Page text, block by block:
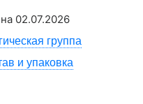
02.07.2026
группа
и упаковка